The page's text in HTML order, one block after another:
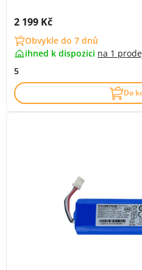
Cena s DPH:
2 199 Kč
Obvykle do 7 dnů
ihned k dispozici na 1
5
Do